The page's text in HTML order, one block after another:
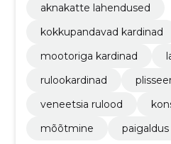
aknakatte lahendused
kokkupandavad kardinad
mootoriga kardinad
rulookardinad
veneetsia rulood
mõõtmine
paigaldus